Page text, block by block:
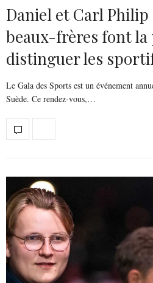
Daniel et Carl Philip
beaux-frères font la
distinguer les
Le Gala des Sports est un événement
Suède. Ce rendez-vous,…